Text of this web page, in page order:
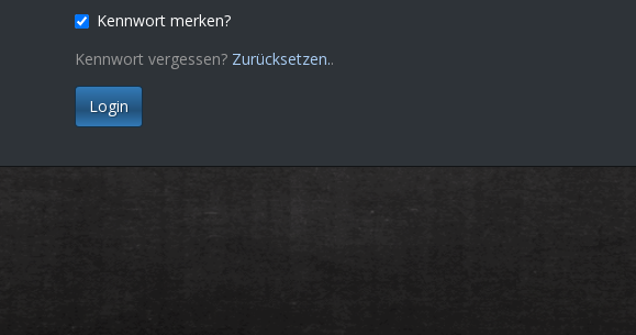
Kennwort merken?
Kennwort vergessen? Zurücksetzen..
Login